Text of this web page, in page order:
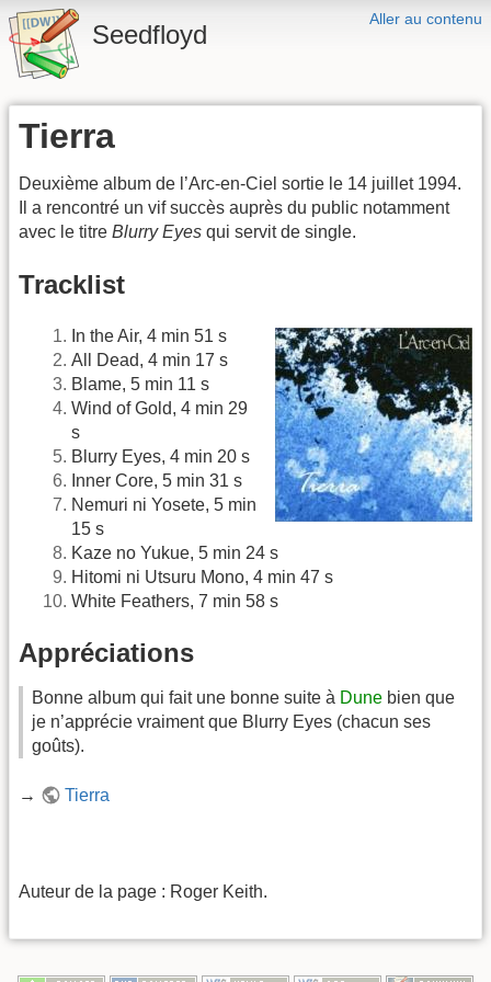
Aller au contenu
Seedfloyd
Tierra
Deuxième album de l’Arc-en-Ciel sortie le 14 juillet 1994.
Il a rencontré un vif succès auprès du public notamment
avec le titre Blurry Eyes qui servit de single.
Tracklist
In the Air, 4 min 51 s
All Dead, 4 min 17 s
Blame, 5 min 11 s
Wind of Gold, 4 min 29
s
Blurry Eyes, 4 min 20 s
Inner Core, 5 min 31 s
Nemuri ni Yosete, 5 min
15 s
Kaze no Yukue, 5 min 24 s
Hitomi ni Utsuru Mono, 4 min 47 s
White Feathers, 7 min 58 s
Appréciations
Bonne album qui fait une bonne suite à Dune bien que
je n’apprécie vraiment que Blurry Eyes (chacun ses
goûts).
→ Tierra
Auteur de la page : Roger Keith.